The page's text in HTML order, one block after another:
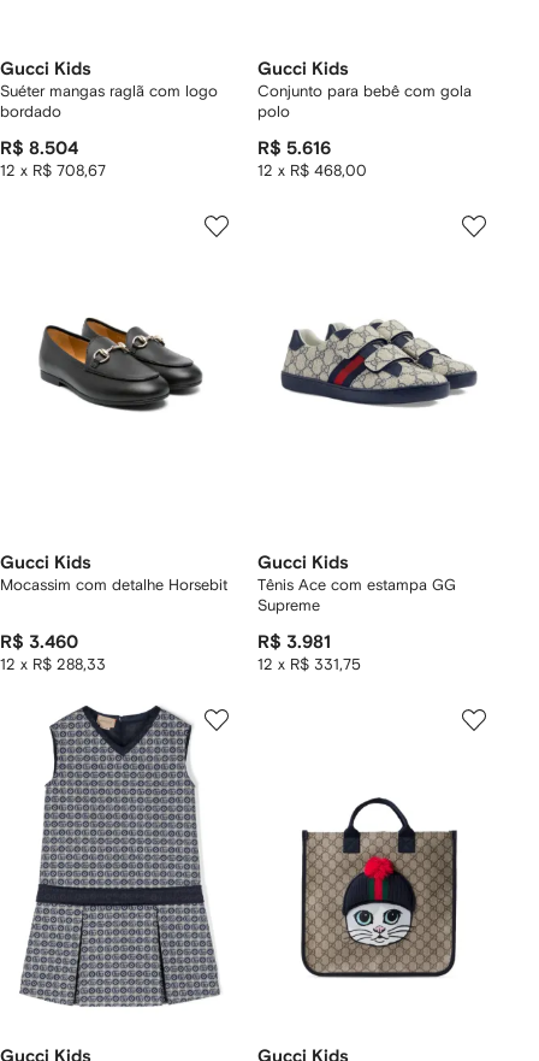
Gucci Kids
Suéter mangas raglã com logo
bordado
R$ 8.504
12 x R$ 708,67
Gucci Kids
Conjunto para bebê com gola
polo
R$ 5.616
12 x R$ 468,00
Gucci Kids
Mocassim com detalhe Horsebit
R$ 3.460
12 x R$ 288,33
Gucci Kids
Tênis Ace com estampa GG
Supreme
R$ 3.981
12 x R$ 331,75
Gucci Kids Gucci Kids